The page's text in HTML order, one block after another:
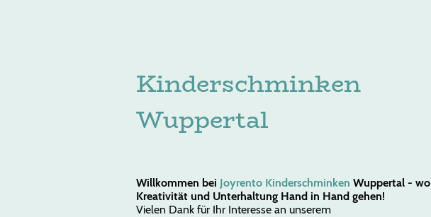
Kinderschminken
Wuppertal
Willkommen bei Joyrento Kinderschminken Wuppertal - wo
Kreativität und Unterhaltung Hand in Hand gehen!
Vielen Dank für Ihr Interesse an unserem